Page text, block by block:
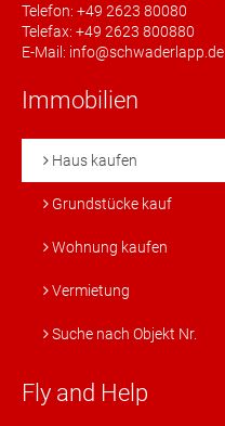
Telefon: +49 2623 80080
Telefax: +49 2623 800880
E-Mail: info@schwaderlapp.de
Immobilien
Haus kaufen
Grundstücke kauf
Wohnung kaufen
Vermietung
Suche nach Objekt Nr.
Fly and Help